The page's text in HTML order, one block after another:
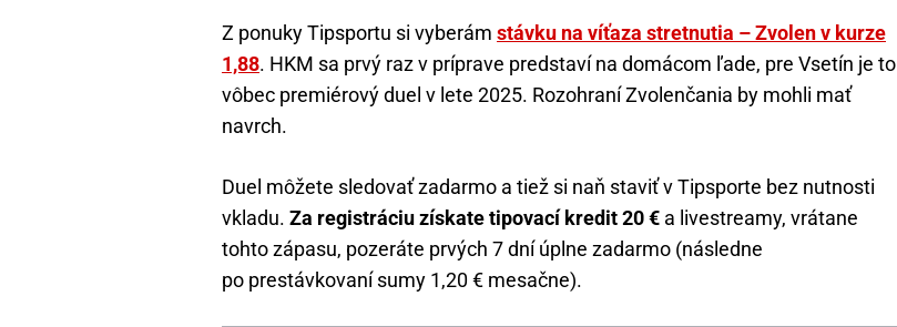
Z ponuky Tipsportu si vyberám stávku na víťaza stretnutia – Zvolen v kurze
1,88. HKM sa prvý raz v príprave predstaví na domácom ľade, pre Vsetín je to
vôbec premiérový duel v lete 2025. Rozohraní Zvolenčania by mohli mať
navrch.
Duel môžete sledovať zadarmo a tiež si naň staviť v Tipsporte bez nutnosti
vkladu. Za registráciu získate tipovací kredit 20 € a livestreamy, vrátane
tohto zápasu, pozeráte prvých 7 dní úplne zadarmo (následne
po prestávkovaní sumy 1,20 € mesačne).